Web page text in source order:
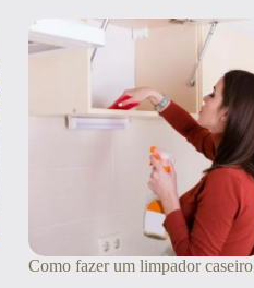
Como fazer um limpador caseiro